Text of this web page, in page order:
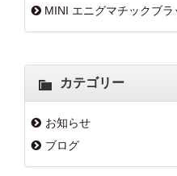
MINI エニグマチックブ
カテゴリー
お知らせ
ブログ